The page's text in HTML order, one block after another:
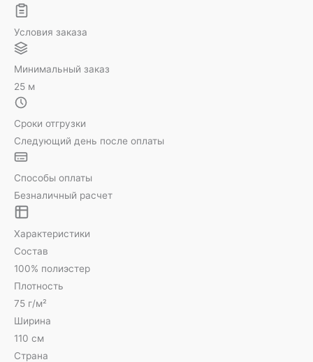
Условия заказа
Минимальный заказ
25 м
Сроки отгрузки
Следующий день после оплаты
Способы оплаты
Безналичный расчет
Характеристики
Состав
100% полиэстер
Плотность
75 г/м²
Ширина
110 см
Страна